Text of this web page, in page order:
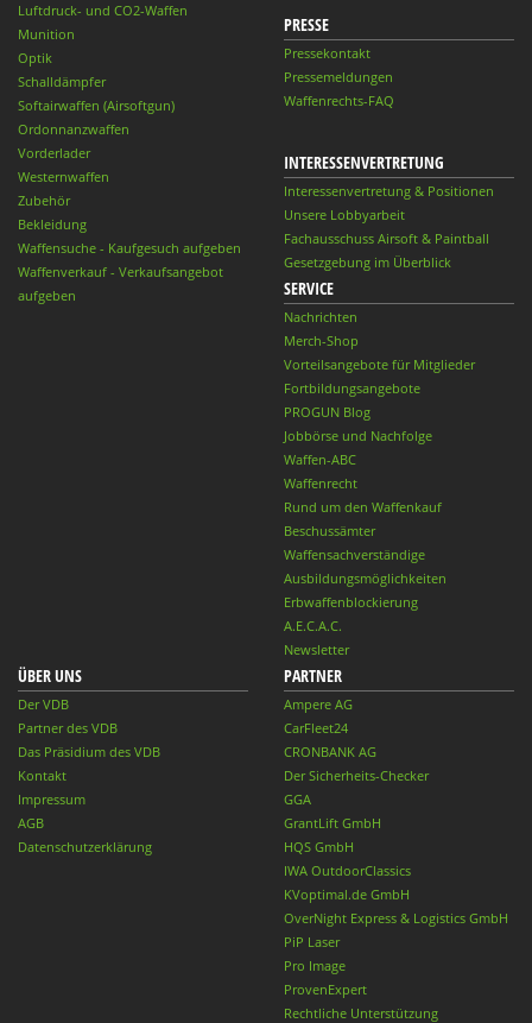
Luftdruck- und CO2-Waffen
Munition
Optik
Schalldämpfer
Softairwaffen (Airsoftgun)
Ordonnanzwaffen
Vorderlader
Westernwaffen
Zubehör
Bekleidung
Waffensuche - Kaufgesuch aufgeben
Waffenverkauf - Verkaufsangebot
aufgeben
PRESSE
Pressekontakt
Pressemeldungen
Waffenrechts-FAQ
INTERESSENVERTRETUNG
Interessenvertretung & Positionen
Unsere Lobbyarbeit
Fachausschuss Airsoft & Paintball
Gesetzgebung im Überblick
SERVICE
Nachrichten
Merch-Shop
Vorteilsangebote für Mitglieder
Fortbildungsangebote
PROGUN Blog
Jobbörse und Nachfolge
Waffen-ABC
Waffenrecht
Rund um den Waffenkauf
Beschussämter
Waffensachverständige
Ausbildungsmöglichkeiten
Erbwaffenblockierung
A.E.C.A.C.
Newsletter
ÜBER UNS
Der VDB
Partner des VDB
Das Präsidium des VDB
Kontakt
Impressum
AGB
Datenschutzerklärung
PARTNER
Ampere AG
CarFleet24
CRONBANK AG
Der Sicherheits-Checker
GGA
GrantLift GmbH
HQS GmbH
IWA OutdoorClassics
KVoptimal.de GmbH
OverNight Express & Logistics GmbH
PiP Laser
Pro Image
ProvenExpert
Rechtliche Unterstützung